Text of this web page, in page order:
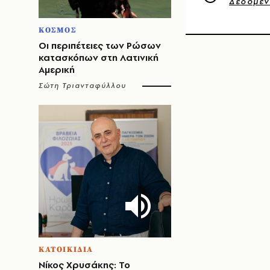
ΚΟΣΜΟΣ
Οι περιπέτειες των Ρώσων
κατασκόπων στη Λατινική
Αμερική
Σώτη Τριανταφύλλου
ΚΑΤΟΙΚΙΔΙΑ
Νίκος Χρυσάκης: Το